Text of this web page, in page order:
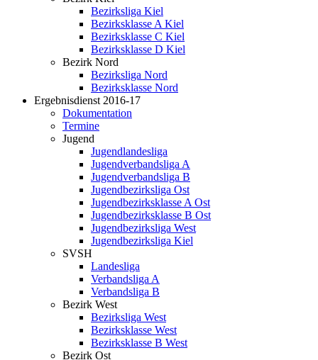
Bezirksliga Kiel
Bezirksklasse A Kiel
Bezirksklasse C Kiel
Bezirksklasse D Kiel
Bezirk Nord
Bezirksliga Nord
Bezirksklasse Nord
Ergebnisdienst 2016-17
Dokumentation
Termine
Jugend
Jugendlandesliga
Jugendverbandsliga A
Jugendverbandsliga B
Jugendbezirksliga Ost
Jugendbezirksklasse A Ost
Jugendbezirksklasse B Ost
Jugendbezirksliga West
Jugendbezirksliga Kiel
SVSH
Landesliga
Verbandsliga A
Verbandsliga B
Bezirk West
Bezirksliga West
Bezirksklasse West
Bezirksklasse B West
Bezirk Ost